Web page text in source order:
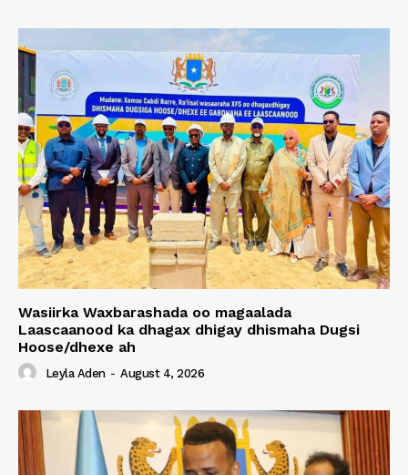
Wasiirka Waxbarashada oo magaalada
Laascaanood ka dhagax dhigay dhismaha Dugsi
Hoose/dhexe ah
Leyla Aden - August 4, 2026